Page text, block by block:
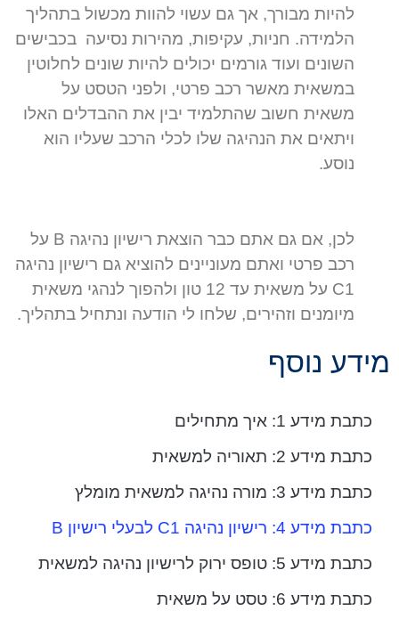
להיות מבורך, אך גם עשוי להוות מכשול בתהליך
הלמידה. חניות, עקיפות, מהירות נסיעה בכבישים
השונים ועוד גורמים יכולים להיות שונים לחלוטין
במשאית מאשר רכב פרטי, ולפני הטסט על
משאית חשוב שהתלמיד יבין את ההבדלים האלו
ויתאים את הנהיגה שלו לכלי הרכב שעליו הוא
נוסע.
לכן, אם גם אתם כבר הוצאת רישיון נהיגה B על
רכב פרטי ואתם מעוניינים להוציא גם רישיון נהיגה
C1 על משאית עד 12 טון ולהפוך לנהגי משאית
מיומנים וזהירים, שלחו לי הודעה ונתחיל בתהליך.
מידע נוסף
כתבת מידע 1: איך מתחילים
כתבת מידע 2: תאוריה למשאית
כתבת מידע 3: מורה נהיגה למשאית מומלץ
כתבת מידע 4: רישיון נהיגה C1 לבעלי רישיון B
כתבת מידע 5: טופס ירוק לרישיון נהיגה למשאית
כתבת מידע 6: טסט על משאית